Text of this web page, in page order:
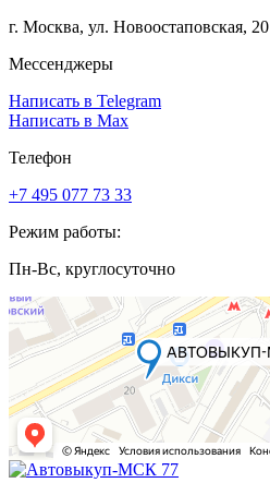
г. Москва, ул. Новоостаповская, 20
Мессенджеры
Написать в Telegram
Написать в Max
Телефон
+7 495 077 73 33
Режим работы:
Пн-Вс, круглосуточно